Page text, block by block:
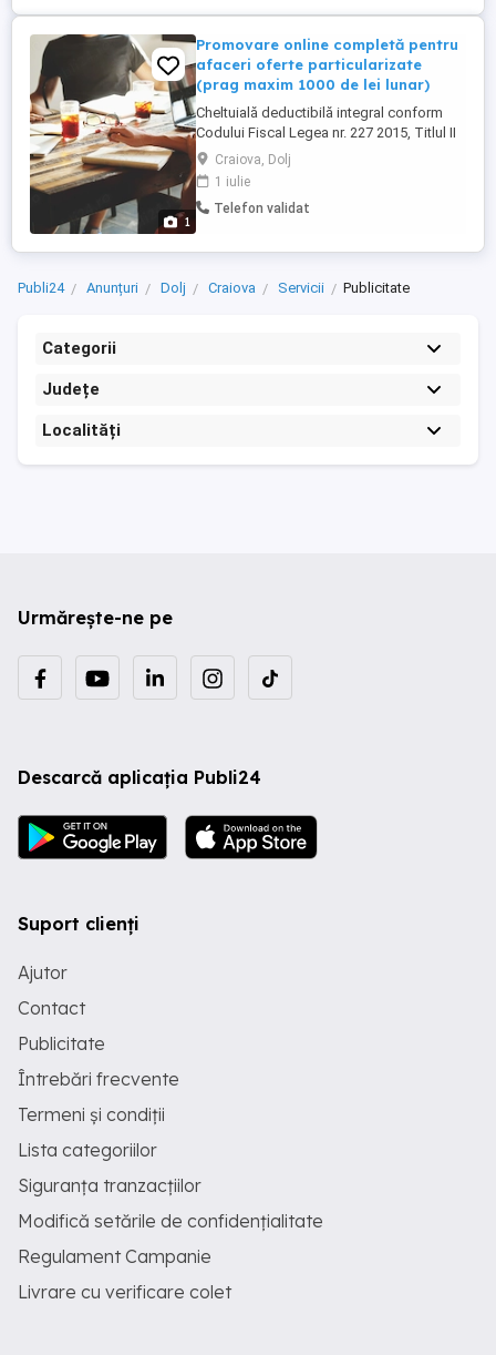
1
Promovare online completă pentru
afaceri oferte particularizate
(prag maxim 1000 de lei lunar)
Cheltuială deductibilă integral conform
Codului Fiscal Legea nr. 227 2015, Titlul II
Impozitul pe profit, art. 25 (Cheltuieli
deductibile) serviciile de marketing și
promovare sunt încadrate ca cheltuieli
efectuate în scopul desfășurării activității
...
Craiova, Dolj
1 iulie
Telefon validat
Publi24 Anunțuri Dolj Craiova Servicii Publicitate
Categorii
Județe
Localități
Urmărește-ne pe
Descarcă aplicația Publi24
Suport clienți
Ajutor
Contact
Publicitate
Întrebări frecvente
Termeni și condiții
Lista categoriilor
Siguranța tranzacțiilor
Modifică setările de confidențialitate
Regulament Campanie
Livrare cu verificare colet